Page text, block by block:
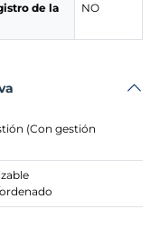
de la
NO
(Con gestión